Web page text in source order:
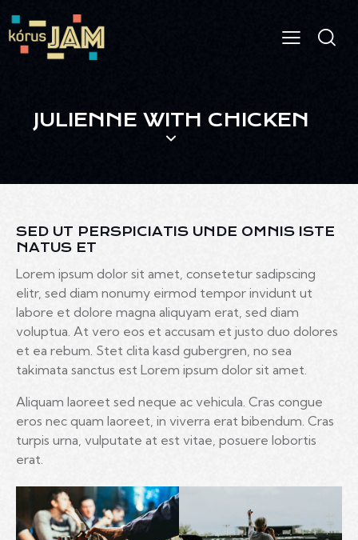
JULIENNE WITH CHICKEN
SED UT PERSPICIATIS UNDE OMNIS ISTE
NATUS ET
Lorem ipsum dolor sit amet, consetetur sadipscing
elitr, sed diam nonumy eirmod tempor invidunt ut
labore et dolore magna aliquyam erat, sed diam
voluptua. At vero eos et accusam et justo duo dolores
et ea rebum. Stet clita kasd gubergren, no sea
takimata sanctus est Lorem ipsum dolor sit amet.
Aliquam laoreet sed neque ac vehicula. Cras congue
eros nec quam laoreet, in viverra erat bibendum. Cras
turpis urna, vulputate at est vitae, posuere lobortis
erat.